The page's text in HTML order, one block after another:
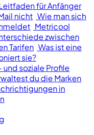
für Anfänger
nicht Wie man sich
Metricool
zwischen
Tarifen Was ist eine
sie?
soziale Profile
du die Marken
in